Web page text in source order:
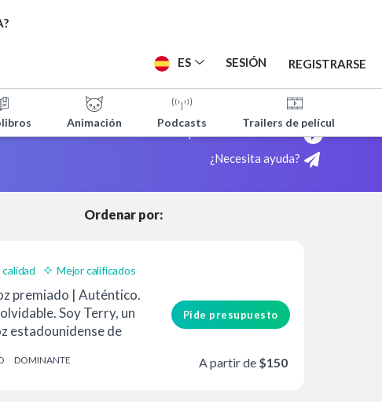
ES SESIÓN REGISTRARSE
Animación Podcasts Trailers de películas
¿Necesita ayuda?
Ordenar por:
Mejor calificados
premiado | Auténtico.
Soy Terry, un
estadounidense de
DOMINANTE
Pide presupuesto
A partir de $150